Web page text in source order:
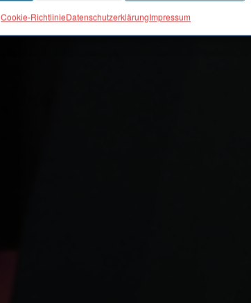
Cookie-RichtlinieDatenschutzerklärungImpressum